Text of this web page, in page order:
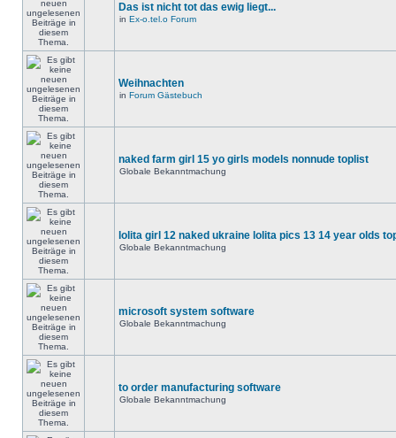
Das ist nicht tot das ewig liegt...
in Ex-o.tel.o Forum
Weihnachten
in Forum Gästebuch
naked farm girl 15 yo girls models nonnude toplist
Globale Bekanntmachung
lolita girl 12 naked ukraine lolita pics 13 14 year olds
Globale Bekanntmachung
microsoft system software
Globale Bekanntmachung
to order manufacturing software
Globale Bekanntmachung